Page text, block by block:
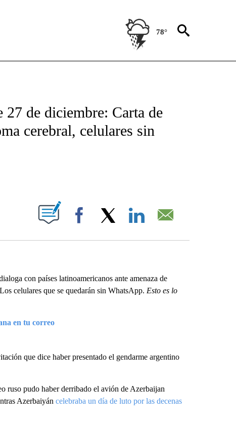
78°
ABOUT NEW PAGES ON "CNN - SPANISH".
27 de diciembre: Carta de
cerebral, celulares sin
ABOUT NEW PAGES ON "".
Facebook
con países latinoamericanos ante amenaza de
celulares que se quedarán sin WhatsApp. Esto es lo
en tu correo
que dice haber presentado el gendarme argentino
ruso pudo haber derribado el avión de Azerbaijan
Azerbaiyán celebraba un día de luto por las decenas